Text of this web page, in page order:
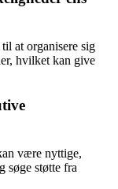
at organisere sig
hvilket kan give
være nyttige,
søge støtte fra